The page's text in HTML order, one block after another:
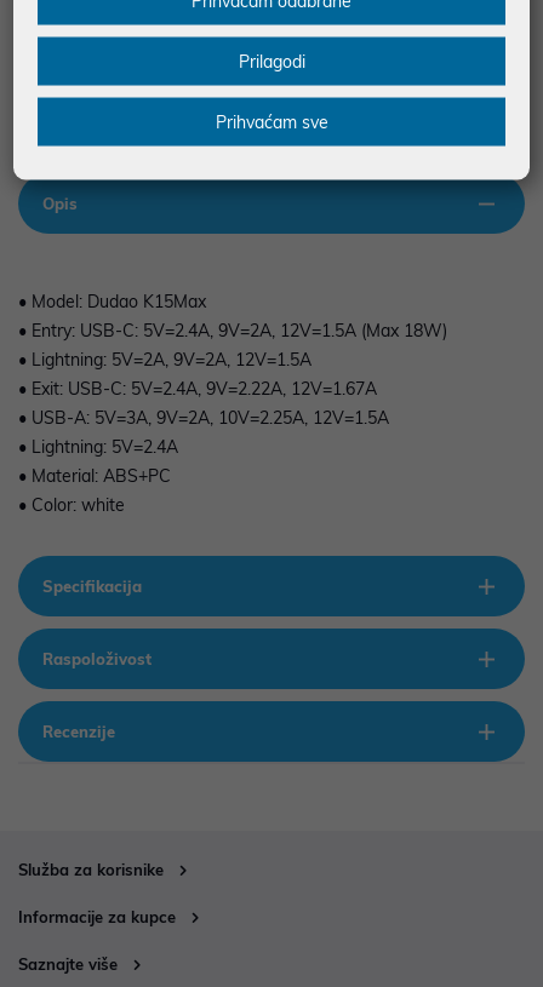
odgovara za eventualne pogreške nastale u opisu proizvoda, greške
prilikom štampanja te promjene u dostupnosti i cijene. Slike artikala su
ilustrativne prirode te ne moraju u potpunosti odgovarati artiklima. Za sve
web-prodaja@mikronis.hr
Opis
• Model: Dudao K15Max
• Entry: USB-C: 5V=2.4A, 9V=2A, 12V=1.5A (Max 18W)
• Lightning: 5V=2A, 9V=2A, 12V=1.5A
• Exit: USB-C: 5V=2.4A, 9V=2.22A, 12V=1.67A
• USB-A: 5V=3A, 9V=2A, 10V=2.25A, 12V=1.5A
• Lightning: 5V=2.4A
• Material: ABS+PC
• Color: white
Specifikacija
Raspoloživost
Recenzije
Služba za korisnike
Informacije za kupce
Saznajte više
Prilagodi
Prihvaćam sve